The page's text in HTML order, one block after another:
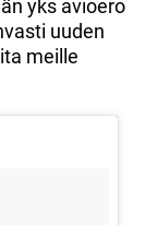
yks avioero
uuden
meille